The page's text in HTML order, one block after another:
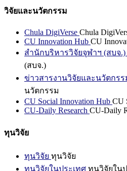
วิจัยและนวัตกรรม
Chula DigiVerse Chula
CU Innovation Hub CU
สำนักบริหารวิจัยจุฬาฯ (สบจ.)
(สบจ.)
ข่าวสารงานวิจัยและนวัตกรร
นวัตกรรม
CU Social Innovation Hub CU
CU-Daily Research CU-Daily
ทุนวิจัย
ทุนวิจัย ทุนวิจัย
ทุนวิจัยในประเทศ ทุนวิจัยใน